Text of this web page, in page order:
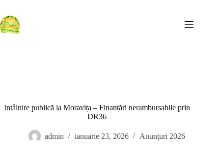
conținut
Intâlnire publică la Moravița – Finanțări nerambursabile prin
DR36
admin ianuarie 23, 2026 Anunțuri 2026